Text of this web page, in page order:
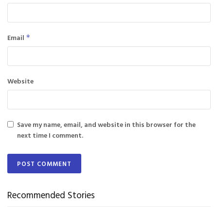
Email *
Website
Save my name, email, and website in this browser for the
next time I comment.
Recommended Stories